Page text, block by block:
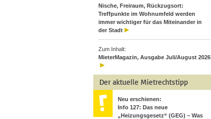
Nische, Freiraum, Rückzugsort:
Treffpunkte im Wohnumfeld werden
immer wichtiger für das Miteinander in
der Stadt
Zum Inhalt:
MieterMagazin, Ausgabe Juli/August 2026
Der aktuelle Mietrechtstipp
Neu erschienen:
Info 127: Das neue
„Heizungsgesetz“ (GEG) – Was